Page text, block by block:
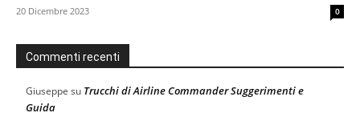
20 Dicembre 2023 0
Commenti recenti
Giuseppe su Trucchi di Airline Commander Suggerimenti e
Guida